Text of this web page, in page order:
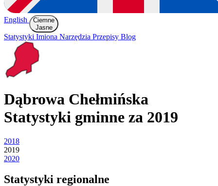
English
Ciemne
Jasne
Statystyki Imiona Narzędzia Przepisy Blog
Dąbrowa Chełmińska
Statystyki gminne za 2019
2018
2019
2020
Statystyki regionalne